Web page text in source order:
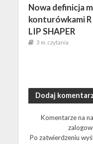
Nowa definicja
konturówkami
LIP SHAPER
3 m. czytania
Dodaj
Komentarze na
Po zatwierdzeniu